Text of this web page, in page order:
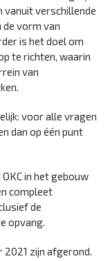
vanuit verschillende
vorm van
is het doel om
te richten, waarin
van
voor alle vragen
dan op één punt
in het gebouw
compleet
de
opvang.
zijn afgerond.